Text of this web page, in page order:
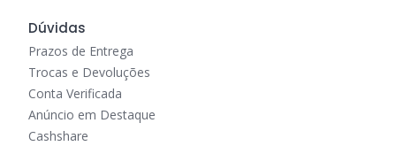
Dúvidas
Prazos de Entrega
Trocas e Devoluções
Conta Verificada
Anúncio em Destaque
Cashshare